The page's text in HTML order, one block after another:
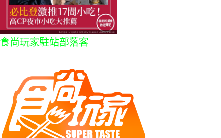
食尚玩家駐站部落客